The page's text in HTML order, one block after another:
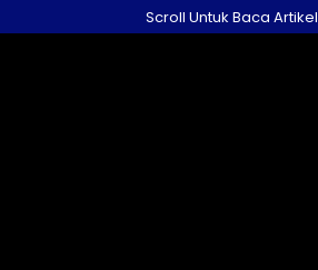
to
Scroll Untuk Baca Artikel